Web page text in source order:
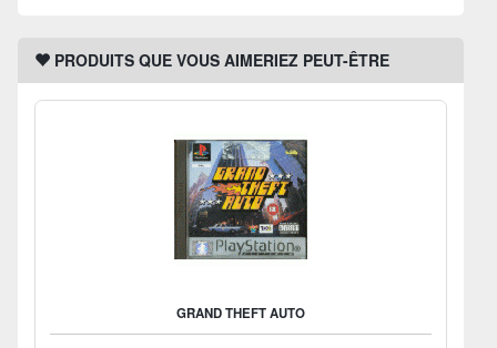
PRODUITS QUE VOUS AIMERIEZ PEUT-ÊTRE
GRAND THEFT AUTO